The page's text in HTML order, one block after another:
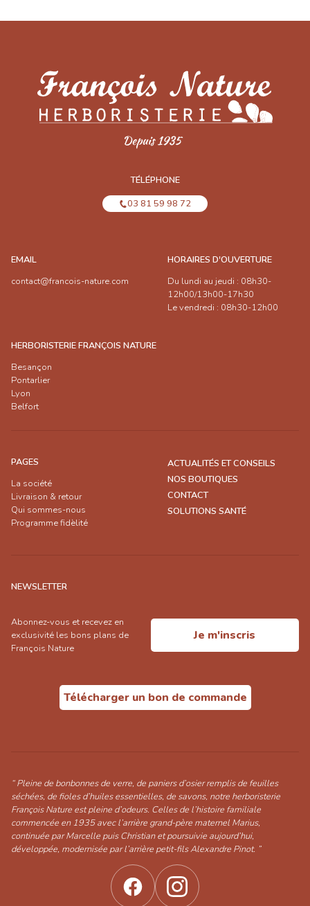
TÉLÉPHONE
03 81 59 98 72
EMAIL
contact@francois-nature.com
HORAIRES D'OUVERTURE
Du lundi au jeudi : 08h30-
12h00/13h00-17h30
Le vendredi : 08h30-12h00
HERBORISTERIE FRANÇOIS NATURE
Besançon
Pontarlier
Lyon
Belfort
PAGES
La société
Livraison & retour
Qui sommes-nous
Programme fidèlité
ACTUALITÉS ET CONSEILS
NOS BOUTIQUES
CONTACT
SOLUTIONS SANTÉ
NEWSLETTER
Abonnez-vous et recevez en
exclusivité les bons plans de
François Nature
Je m'inscris
Télécharger un bon de commande
“ Pleine de bonbonnes de verre, de paniers d’osier remplis de feuilles
séchées, de fioles d’huiles essentielles, de savons, notre herboristerie
François Nature est pleine d’odeurs. Celles de l’histoire familiale
commencée en 1935 avec l’arrière grand-père maternel Marius,
continuée par Marcelle puis Christian et poursuivie aujourd’hui,
développée, modernisée par l’arrière petit-fils Alexandre Pinot. ”